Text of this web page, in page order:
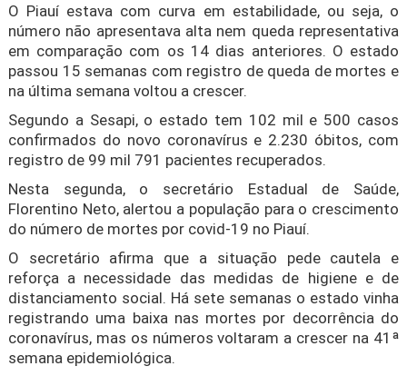
O Piauí estava com curva em estabilidade, ou seja, o
número não apresentava alta nem queda representativa
em comparação com os 14 dias anteriores. O estado
passou 15 semanas com registro de queda de mortes e
na última semana voltou a crescer.
Segundo a Sesapi, o estado tem 102 mil e 500 casos
confirmados do novo coronavírus e 2.230 óbitos, com
registro de 99 mil 791 pacientes recuperados.
Nesta segunda, o secretário Estadual de Saúde,
Florentino Neto, alertou a população para o crescimento
do número de mortes por covid-19 no Piauí.
O secretário afirma que a situação pede cautela e
reforça a necessidade das medidas de higiene e de
distanciamento social. Há sete semanas o estado vinha
registrando uma baixa nas mortes por decorrência do
coronavírus, mas os números voltaram a crescer na 41ª
semana epidemiológica.